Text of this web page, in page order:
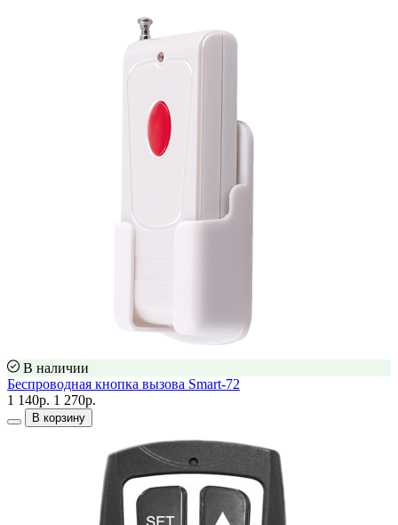
В наличии
Беспроводная кнопка вызова Smart-72
1 140р. 1 270р.
В корзину